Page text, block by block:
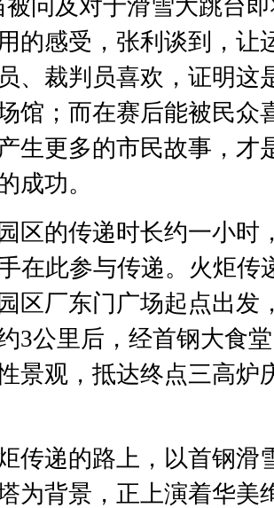
被问及对于滑雪大跳台
的感受，张利谈到，让
、裁判员喜欢，证明这
馆；而在赛后能被民众
生更多的市民故事，才
成功。
的传递时长约一小时
在此参与传递。火炬传
区厂东门广场起点出发
3公里后，经首钢大食
景观，抵达终点三高炉
递的路上，以首钢滑
为背景，正上演着华美